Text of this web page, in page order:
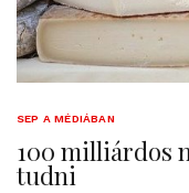
SEP A MÉDIÁBAN
100 milliárdos
tudni